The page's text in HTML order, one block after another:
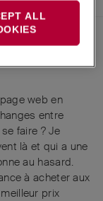
web en
entre
faire ? Je
là et qui a une
au hasard.
à acheter aux
prix
ALL